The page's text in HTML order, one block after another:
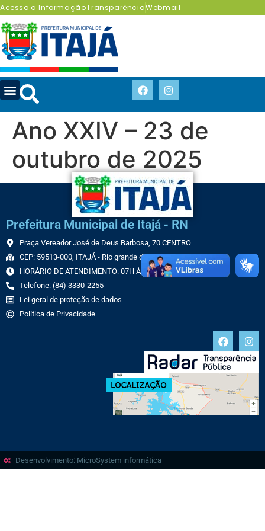
Acesso a InformaçãoTransparênciaWebmail
Ano XXIV – 23 de
outubro de 2025
Prefeitura Municipal de Itajá - RN
Praça Vereador José de Deus Barbosa, 70 CENTRO
CEP: 59513-000, ITAJÁ - Rio grande do Norte
HORÁRIO DE ATENDIMENTO: 07H ÀS 13H
Telefone: (84) 3330-2255
Lei geral de proteção de dados
Política de Privacidade
Desenvolvimento: MicroSystem informática